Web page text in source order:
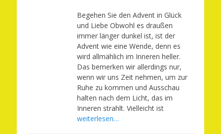
Begehen Sie den Advent in Glück
und Liebe Obwohl es draußen
immer länger dunkel ist, ist der
Advent wie eine Wende, denn es
wird allmählich im Inneren heller.
Das bemerken wir allerdings nur,
wenn wir uns Zeit nehmen, um zur
Ruhe zu kommen und Ausschau
halten nach dem Licht, das im
Inneren strahlt. Vielleicht ist
weiterlesen…